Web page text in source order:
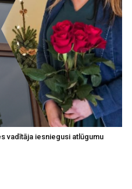
vadītāja iesniegusi atlūgumu